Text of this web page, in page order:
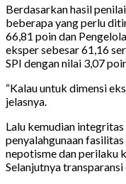
Berdasarkan hasil
beberapa yang perlu
66,81 poin dan
eksper sebesar 61,16
SPI dengan nilai 3,07
“Kalau untuk dimensi
jelasnya.
Lalu kemudian
penyalahgunaan
nepotisme dan perilaku
Selanjutnya